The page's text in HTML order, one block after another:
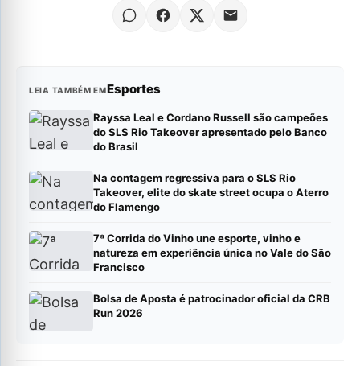
LEIA TAMBÉM EMEsportes
Rayssa Leal e Cordano Russell são campeões
do SLS Rio Takeover apresentado pelo Banco
do Brasil
Na contagem regressiva para o SLS Rio
Takeover, elite do skate street ocupa o Aterro
do Flamengo
7ª Corrida do Vinho une esporte, vinho e
natureza em experiência única no Vale do São
Francisco
Bolsa de Aposta é patrocinador oficial da CRB
Run 2026